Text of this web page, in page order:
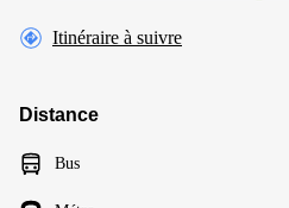
Itinéraire à suivre
Distance
Bus